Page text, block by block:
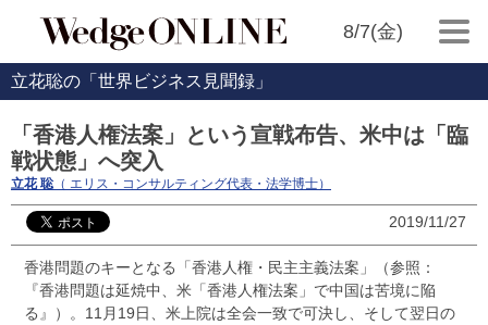
8/7(金)
立花聡の「世界ビジネス見聞録」
「香港人権法案」という宣戦布告、米中は「臨
戦状態」へ突入
立花 聡 （ エリス・コンサルティング代表・法学博士）
2019/11/27
香港問題のキーとなる「香港人権・民主主義法案」（参照：
『香港問題は延焼中、米「香港人権法案」で中国は苦境に陥
る』）。11月19日、米上院は全会一致で可決し、そして翌日の